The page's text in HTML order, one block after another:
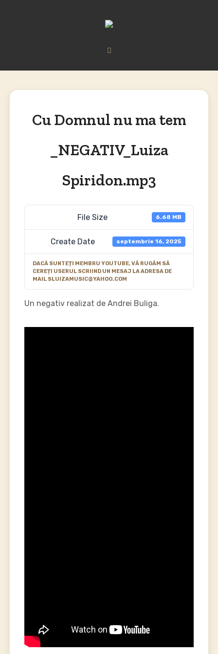
Cu Domnul nu ma tem
_NEGATIV_Luiza
Spiridon.mp3
File Size 6.68 MB
Create Date septembrie 16, 2025
DACĂ SUNTEȚI MEMBRU YOUTUBE, VĂ RUGĂM SĂ
CEREȚI USERUL SCRIIND UN MESAJ LA ADRESA DE
MAIL SLUIZAMUSIC@YAHOO.COM
Un negativ realizat de Andrei Buliga.